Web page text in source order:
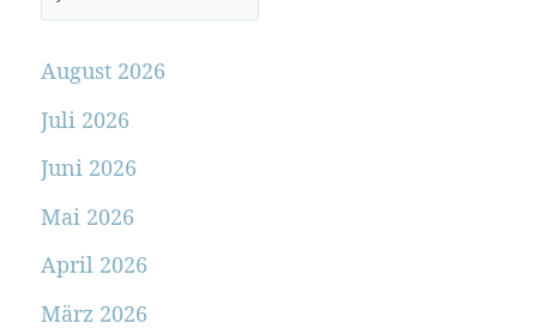
August 2026
Juli 2026
Juni 2026
Mai 2026
April 2026
März 2026